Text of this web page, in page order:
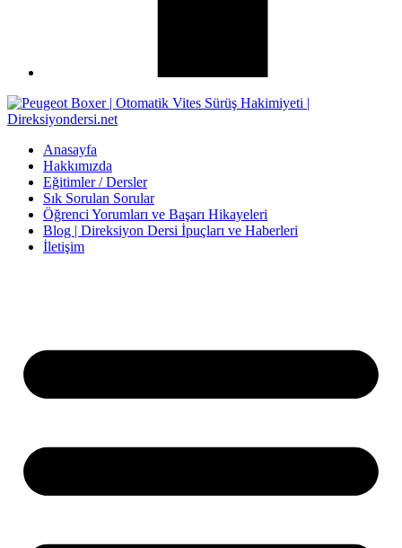
Anasayfa
Hakkımızda
Eğitimler / Dersler
Sık Sorulan Sorular
Öğrenci Yorumları ve Başarı Hikayeleri
Blog | Direksiyon Dersi İpuçları ve Haberleri
İletişim